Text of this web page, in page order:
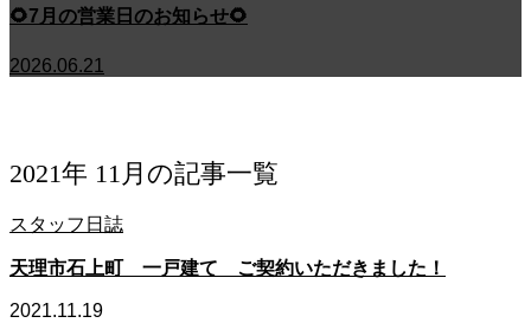
🌻7月の営業日のお知らせ🌻
2026.06.21
2021年 11月の記事一覧
スタッフ日誌
天理市石上町 一戸建て ご契約いただきました！
2021.11.19